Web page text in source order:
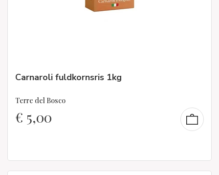
Carnaroli fuldkornsris 1kg
Terre del Bosco
€ 5,00